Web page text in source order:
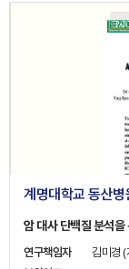
계명대학교 동산병
암 대사 단백질 분석을
연구책임자
김미경 (